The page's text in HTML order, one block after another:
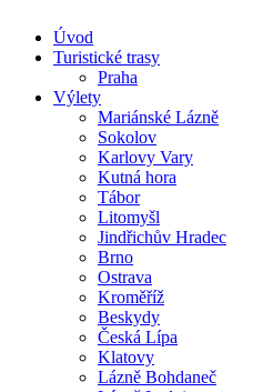
Úvod
Turistické trasy
Praha
Výlety
Mariánské Lázně
Sokolov
Karlovy Vary
Kutná hora
Tábor
Litomyšl
Jindřichův Hradec
Brno
Ostrava
Kroměříž
Beskydy
Česká Lípa
Klatovy
Lázně Bohdaneč